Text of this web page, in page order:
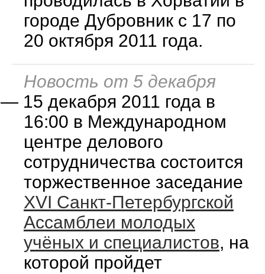
городе Дубровник с 17 по
20 октября 2011 года.
Новость от 5 декабря
— 15 декабря 2011 года в
16:00 в Международном
центре делового
сотрудничества состоится
торжественное заседание
XVI Санкт-Петербургской
Ассамблеи молодых
учёных и специалистов, на
которой пройдет